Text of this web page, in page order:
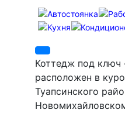
Коттедж под ключ
расположен в
Туапсинского